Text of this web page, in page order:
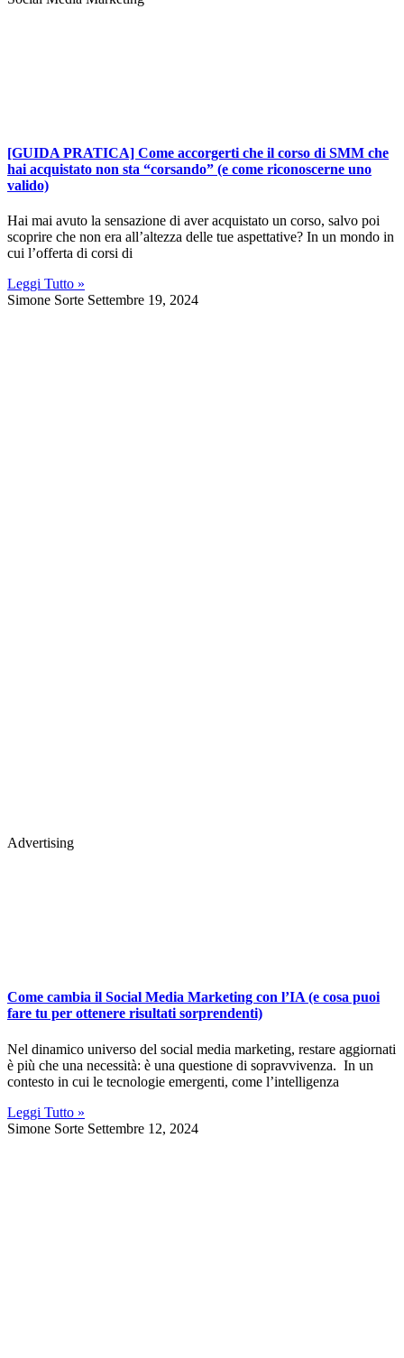
[GUIDA PRATICA] Come accorgerti che il corso di SMM che
hai acquistato non sta “corsando” (e come riconoscerne uno
valido)
Hai mai avuto la sensazione di aver acquistato un corso, salvo poi
scoprire che non era all’altezza delle tue aspettative? In un mondo in
cui l’offerta di corsi di
Leggi Tutto »
Simone Sorte Settembre 19, 2024
Advertising
Come cambia il Social Media Marketing con l’IA (e cosa puoi
fare tu per ottenere risultati sorprendenti)
Nel dinamico universo del social media marketing, restare aggiornati
è più che una necessità: è una questione di sopravvivenza. In un
contesto in cui le tecnologie emergenti, come l’intelligenza
Leggi Tutto »
Simone Sorte Settembre 12, 2024